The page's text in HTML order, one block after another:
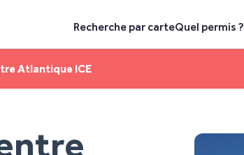
Recherche par carteQuel permis ?
Atlantique ICE